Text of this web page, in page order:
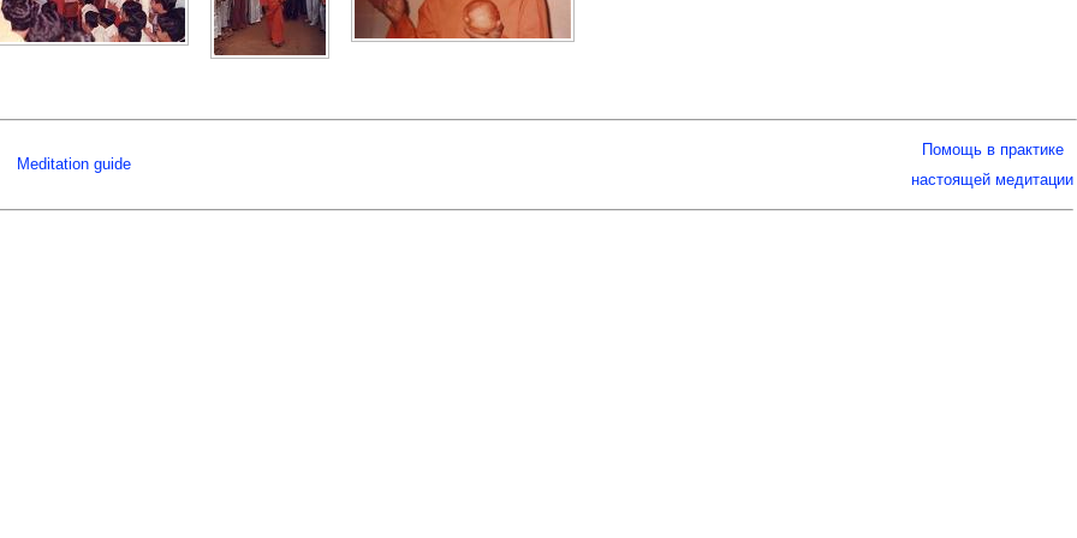
Meditation guide
Помощь в практике
настоящей медитации